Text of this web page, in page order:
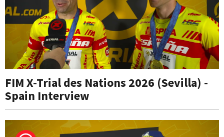
FIM X-Trial des Nations 2026 (Sevilla) -
Spain Interview